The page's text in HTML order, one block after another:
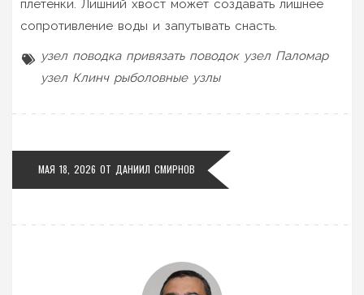
плетенки. Лишний хвост может создавать лишнее
сопротивление воды и запутывать снасть.
узел поводка привязать поводок узел Паломар
узел Клинч рыболовные узлы
МАЯ 18, 2026 ОТ ДАНИИЛ СМИРНОВ